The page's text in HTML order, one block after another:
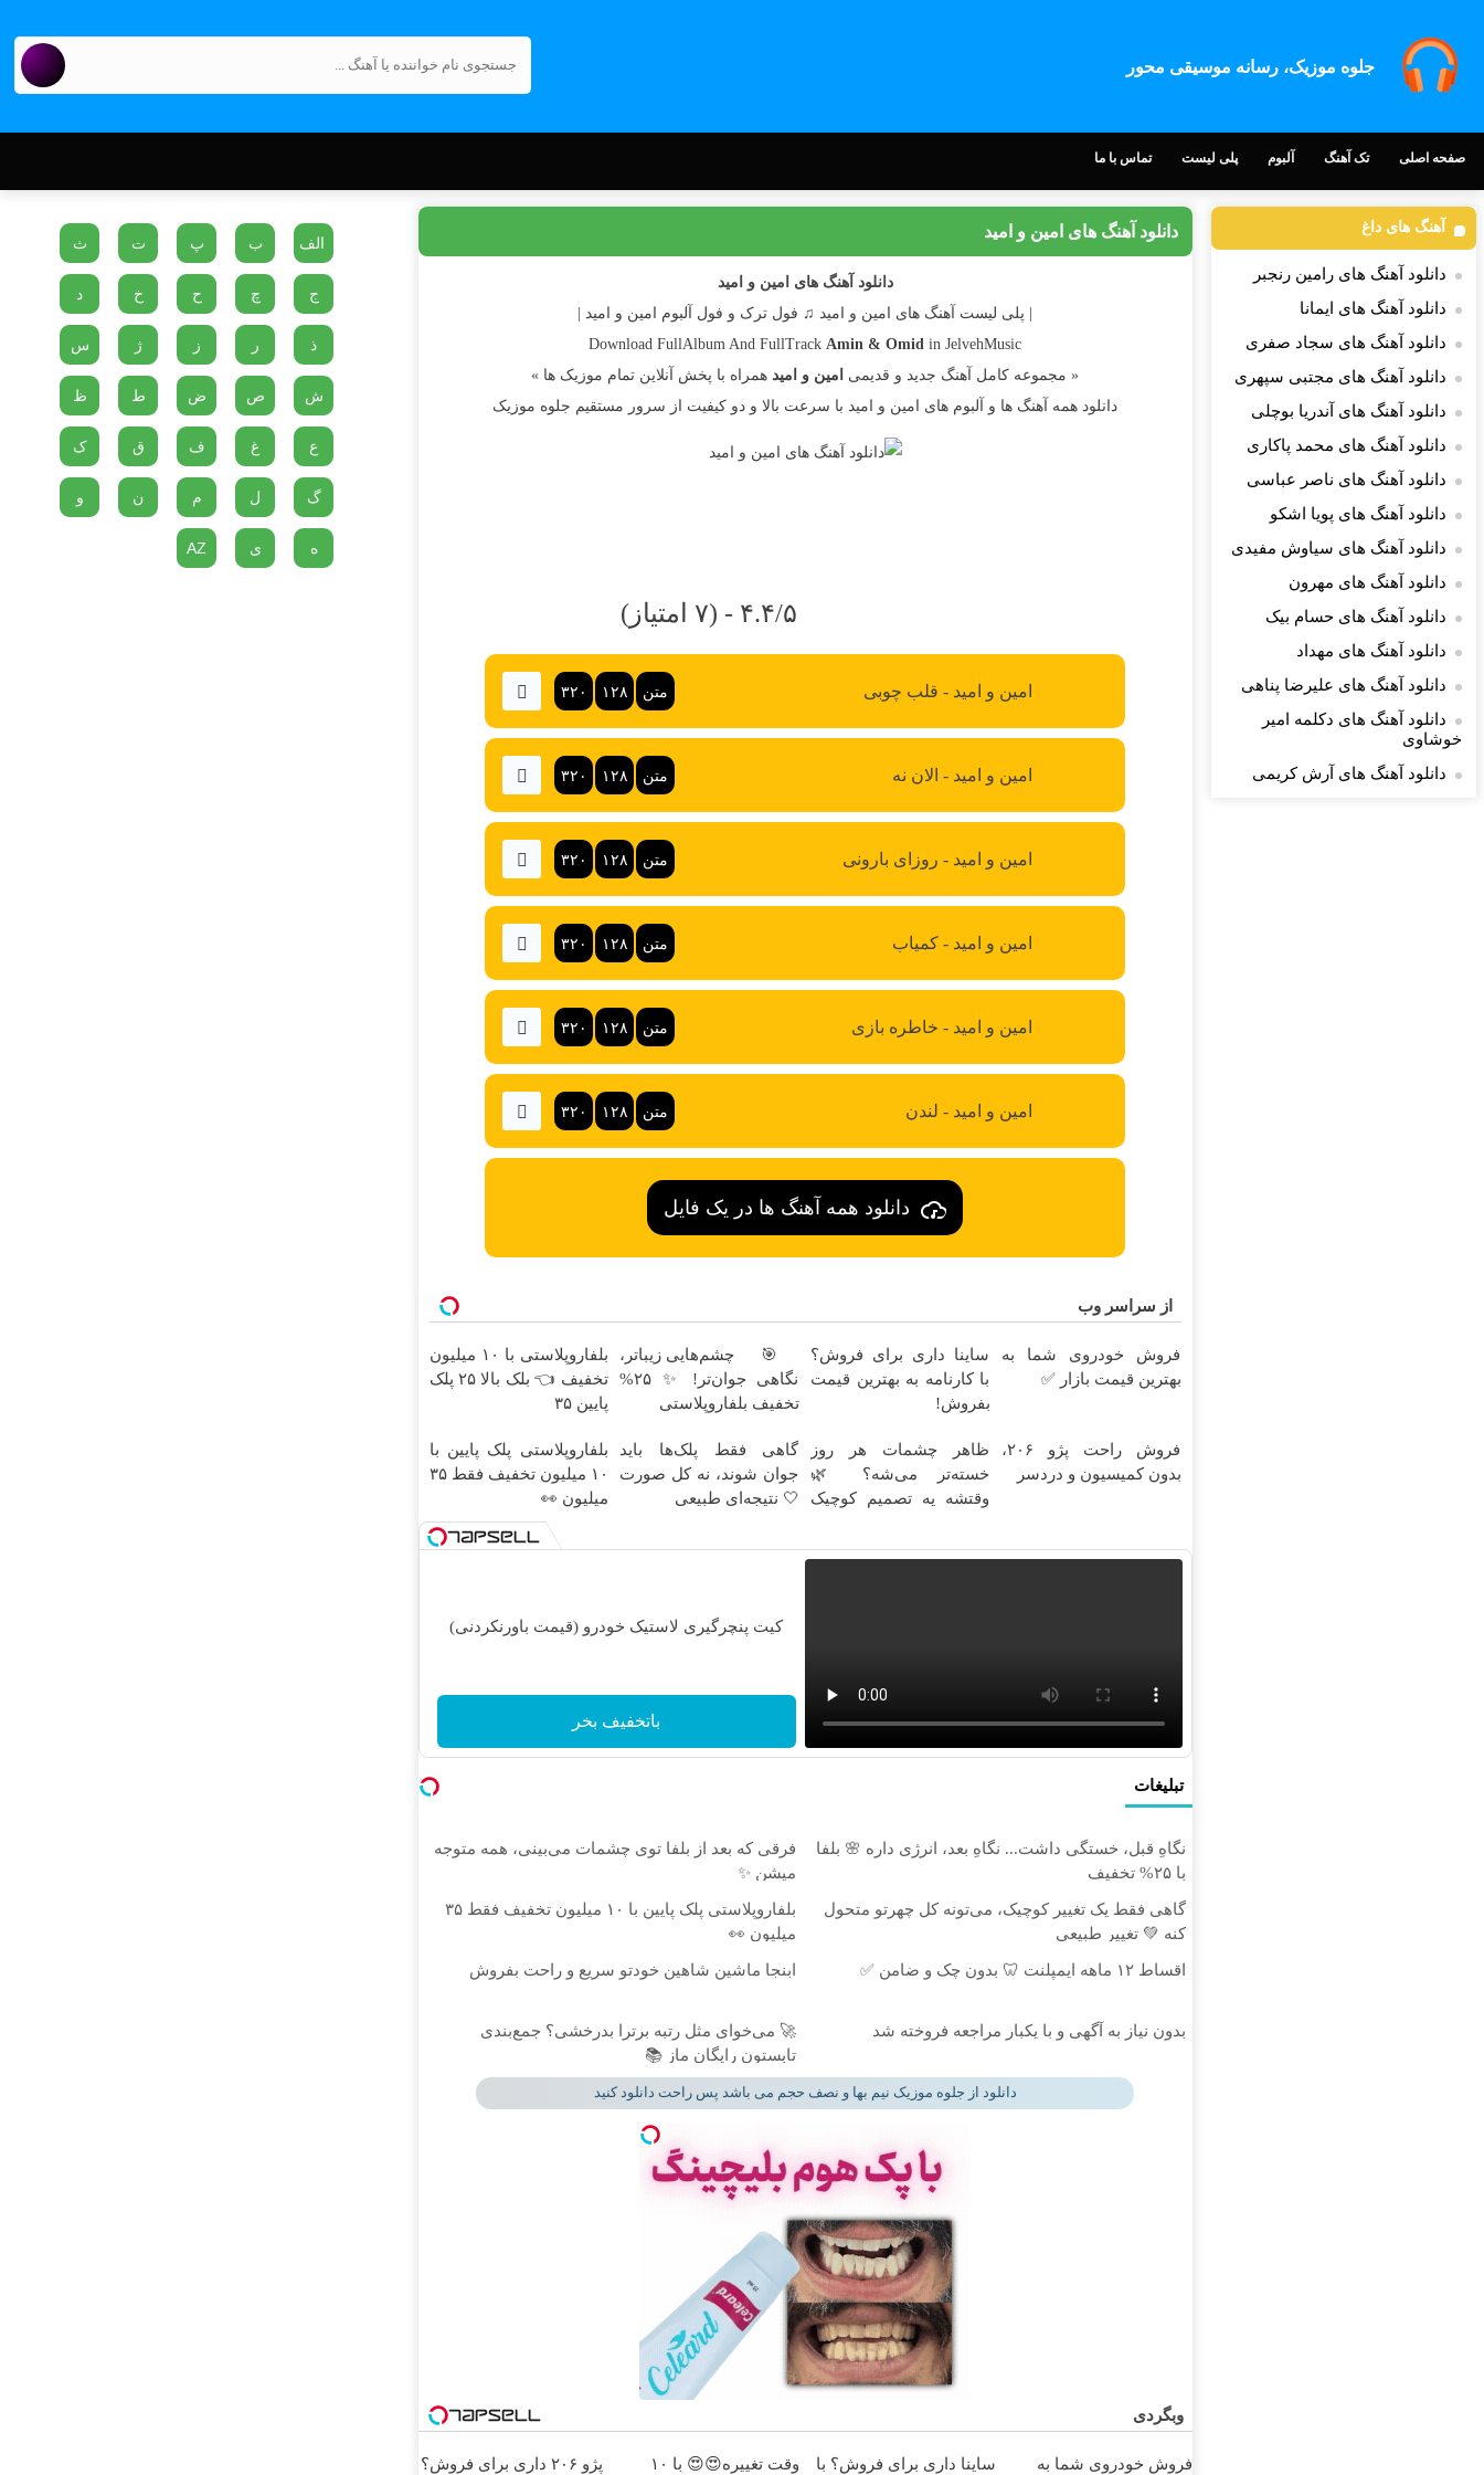
جلوه موزیک، رسانه موسیقی محور
صفحه اصلی تک آهنگ آلبوم پلی لیست تماس با ما
دانلود آهنگ های امین و امید
دانلود آهنگ های امین و امید
| پلی لیست آهنگ های امین و امید ♫ فول ترک و فول آلبوم امین و امید |
Download FullAlbum And FullTrackAmin & Omidin JelvehMusic
« مجموعه کامل آهنگ جدید و قدیمی
امین و امیدهمراه با پخش آنلاین تمام موزیک ها »
دانلود همه آهنگ ها و آلبوم های امین و امید با سرعت بالا و دو کیفیت از سرور مستقیم جلوه موزیک
۴.۴/۵ - (۷ امتیاز)
امین و امید - قلب چوبی متن ۱۲۸ ۳۲۰
امین و امید - الان نه متن ۱۲۸ ۳۲۰
امین و امید - روزای بارونی متن ۱۲۸ ۳۲۰
امین و امید - کمیاب متن ۱۲۸ ۳۲۰
امین و امید - خاطره بازی متن ۱۲۸ ۳۲۰
امین و امید - لندن متن ۱۲۸ ۳۲۰
دانلود همه آهنگ ها در یک فایل
از سراسر وب
فروش خودروی شما به
بهترین قیمت بازار ✅
ساینا داری برای فروش؟
با کارنامه به بهترین قیمت
بفروش!
🎯 چشم‌هایی زیباتر،
نگاهی جوان‌تر! ✨ ۲۵%
تخفیف بلفاروپلاستی
بلفاروپلاستی با ۱۰ میلیون
تخفیف 👈 بلک بالا ۲۵ پلک
پایین ۳۵
فروش راحت پژو ۲۰۶،
بدون کمیسیون و دردسر
ظاهر چشمات هر روز
خسته‌تر می‌شه؟ 🌿
وقتشه یه تصمیم کوچیک
گاهی فقط پلک‌ها باید
جوان شوند، نه کل صورت
🤍 نتیجه‌ای طبیعی
بلفاروپلاستی پلک پایین با
۱۰ میلیون تخفیف فقط ۳۵
میلیون 👀
کیت پنچرگیری لاستیک خودرو (قیمت باورنکردنی)
باتخفیف بخر
تبلیغات
نگاهِ قبل، خستگی داشت... نگاهِ بعد، انرژی داره 🌸 بلفا
با ۲۵% تخفیف
فرقی که بعد از بلفا توی چشمات می‌بینی، همه متوجه
میشن ✨
گاهی فقط یک تغییر کوچیک، می‌تونه کل چهرتو متحول
کنه 💚 تغییر طبیعی
بلفاروپلاستی پلک پایین با ۱۰ میلیون تخفیف فقط ۳۵
میلیون 👀
اقساط ۱۲ ماهه ایمپلنت 🦷 بدون چک و ضامن ✅ ابنجا ماشین شاهین خودتو سریع و راحت بفروش
بدون نیاز به آگهی و با یکبار مراجعه فروخته شد
🚀 می‌خوای مثل رتبه برترا بدرخشی؟ جمع‌بندی
تابستون رایگان ماز 📚
دانلود از جلوه موزیک نیم بها و نصف حجم می باشد پس راحت دانلود کنید
وبگردی
فروش خودروی شما به ساینا داری برای فروش؟ با وقت تغییره😍😍 با ۱۰ پژو ۲۰۶ داری برای فروش؟
آهنگ های داغ
دانلود آهنگ های رامین رنجبر
دانلود آهنگ های ایمانا
دانلود آهنگ های سجاد صفری
دانلود آهنگ های مجتبی سپهری
دانلود آهنگ های آندریا بوچلی
دانلود آهنگ های محمد پاکاری
دانلود آهنگ های ناصر عباسی
دانلود آهنگ های پویا اشکو
دانلود آهنگ های سیاوش مفیدی
دانلود آهنگ های مهرون
دانلود آهنگ های حسام بیک
دانلود آهنگ های مهداد
دانلود آهنگ های علیرضا پناهی
دانلود آهنگ های دکلمه امیر
خوشاوی
دانلود آهنگ های آرش کریمی
الف ب پ ت ث
ج چ ح خ د
ذ ر ز ژ س
ش ص ض ط ظ
ع غ ف ق ک
گ ل م ن و
ه ی AZ